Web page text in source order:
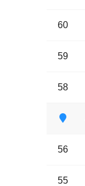
60
59
58
56
55